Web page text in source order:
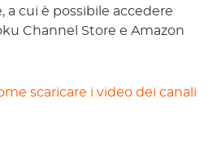
a cui è possibile accedere
Channel Store e Amazon
scaricare i video dei canali